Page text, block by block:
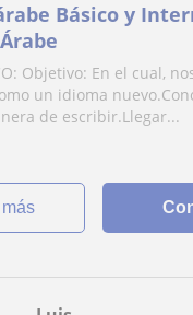
Básico y
Objetivo: En el cual,
un idioma
de escribir.Llegar...
más